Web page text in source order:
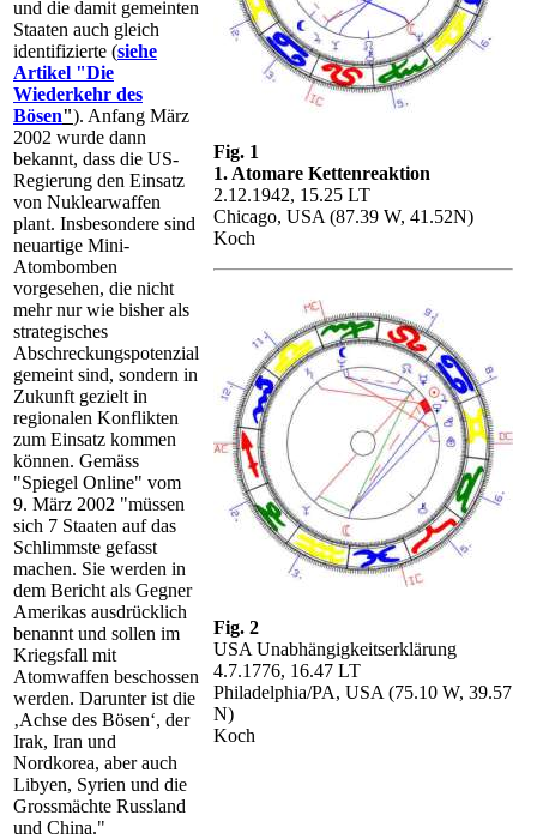
und die damit gemeinten
Staaten auch gleich
identifizierte (siehe
Artikel "Die
Wiederkehr des
Bösen"). Anfang März
2002 wurde dann
bekannt, dass die US-
Regierung den Einsatz
von Nuklearwaffen
plant. Insbesondere sind
neuartige Mini-
Atombomben
vorgesehen, die nicht
mehr nur wie bisher als
strategisches
Abschreckungspotenzial
gemeint sind, sondern in
Zukunft gezielt in
regionalen Konflikten
zum Einsatz kommen
können. Gemäss
"Spiegel Online" vom
9. März 2002 "müssen
sich 7 Staaten auf das
Schlimmste gefasst
machen. Sie werden in
dem Bericht als Gegner
Amerikas ausdrücklich
benannt und sollen im
Kriegsfall mit
Atomwaffen beschossen
werden. Darunter ist die
‚Achse des Bösen‘, der
Irak, Iran und
Nordkorea, aber auch
Libyen, Syrien und die
Grossmächte Russland
und China."
Fig. 1
1. Atomare Kettenreaktion
2.12.1942, 15.25 LT
Chicago, USA (87.39 W, 41.52N)
Koch
Fig. 2
USA Unabhängigkeitserklärung
4.7.1776, 16.47 LT
Philadelphia/PA, USA (75.10 W, 39.57
N)
Koch